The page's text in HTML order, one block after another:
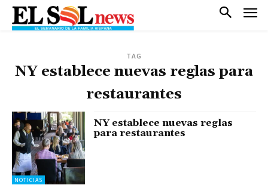
TAG
NY establece nuevas reglas para
restaurantes
NOTICIAS
NY establece nuevas reglas
para restaurantes